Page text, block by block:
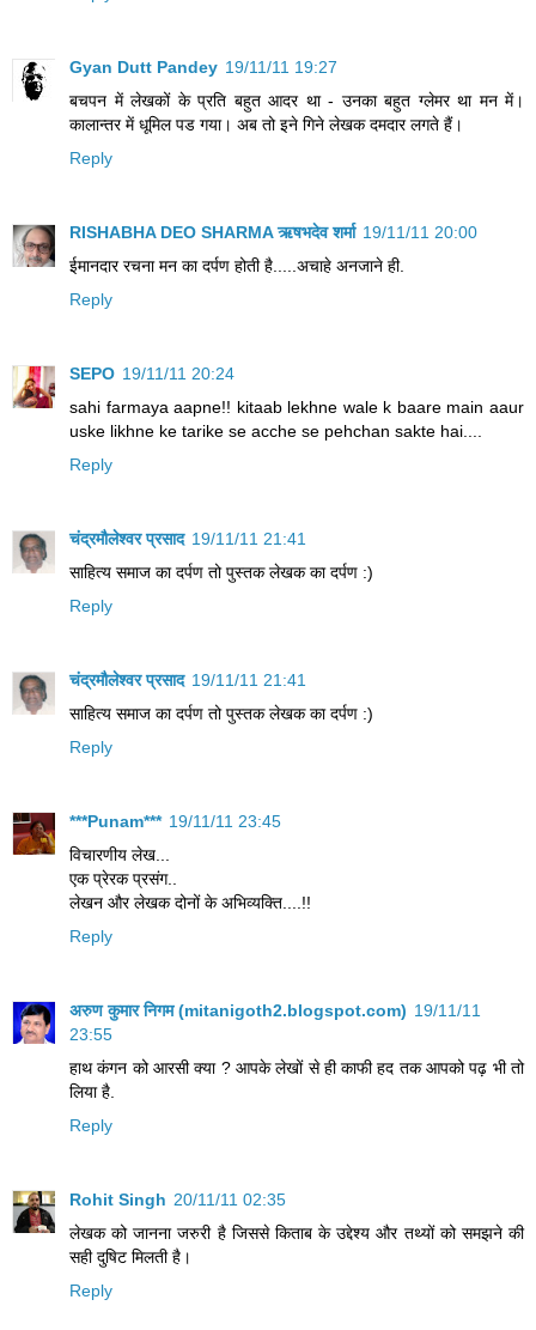
Gyan Dutt Pandey 19/11/11 19:27
बचपन में लेखकों के प्रति बहुत आदर था - उनका बहुत ग्लेमर था मन में।
कालान्तर में धूमिल पड गया। अब तो इने गिने लेखक दमदार लगते हैं।
Reply
RISHABHA DEO SHARMA ऋषभदेव शर्मा 19/11/11 20:00
ईमानदार रचना मन का दर्पण होती है.....अचाहे अनजाने ही.
Reply
SEPO 19/11/11 20:24
sahi farmaya aapne!! kitaab lekhne wale k baare main aaur
uske likhne ke tarike se acche se pehchan sakte hai....
Reply
चंद्रमौलेश्वर प्रसाद 19/11/11 21:41
साहित्य समाज का दर्पण तो पुस्तक लेखक का दर्पण :)
Reply
चंद्रमौलेश्वर प्रसाद 19/11/11 21:41
साहित्य समाज का दर्पण तो पुस्तक लेखक का दर्पण :)
Reply
***Punam*** 19/11/11 23:45
विचारणीय लेख...
एक प्रेरक प्रसंग..
लेखन और लेखक दोनों के अभिव्यक्ति....!!
Reply
अरुण कुमार निगम (mitanigoth2.blogspot.com) 19/11/11
23:55
हाथ कंगन को आरसी क्या ? आपके लेखों से ही काफी हद तक आपको पढ़ भी तो
लिया है.
Reply
Rohit Singh 20/11/11 02:35
लेखक को जानना जरुरी है जिससे किताब के उद्देश्य और तथ्यों को समझने की
सही दुषिट मिलती है।
Reply